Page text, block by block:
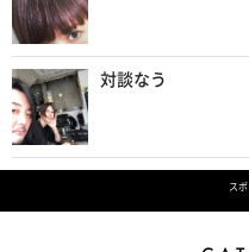
対談なう
ス